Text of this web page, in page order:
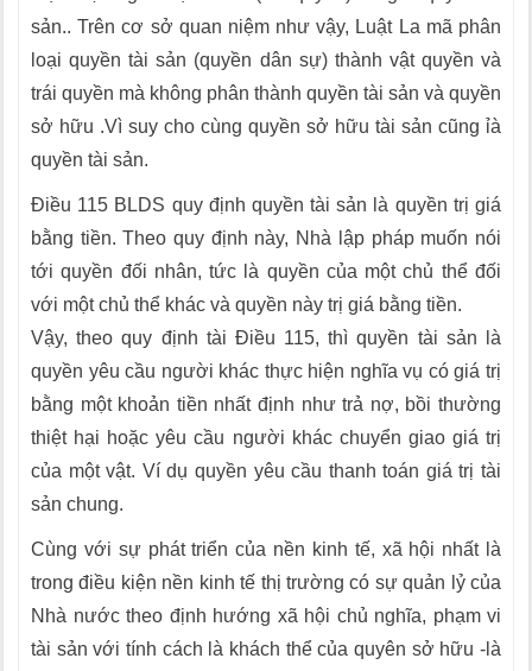
sản.. Trên cơ sở quan niệm như vậy, Luật La mã phân
loại quyền tài sản (quyền dân sự) thành vật quyền và
trái quyền mà không phân thành quyền tài sản và quyền
sở hữu .Vì suy cho cùng quyền sở hữu tài sản cũng ỉà
quyền tài sản.
Điều 115 BLDS quy định quyền tài sản là quyền trị giá
bằng tiền. Theo quy định này, Nhà lập pháp muốn nói
tới quyền đối nhân, tức là quyền của một chủ thể đối
với một chủ thể khác và quyền này trị giá bằng tiền.
Vậy, theo quy định tài Điều 115, thì quyền tài sản là
quyền yêu cầu người khác thực hiện nghĩa vụ có giá trị
bằng một khoản tiền nhất định như trả nợ, bồi thường
thiệt hại hoặc yêu cầu người khác chuyển giao giá trị
của một vật. Ví dụ quyền yêu cầu thanh toán giá trị tài
sản chung.
Cùng với sự phát triển của nền kinh tế, xã hội nhất là
trong điều kiện nền kinh tế thị trường có sự quản lỷ của
Nhà nước theo định hướng xã hội chủ nghĩa, phạm vi
tài sản với tính cách là khách thể của quyên sở hữu -là